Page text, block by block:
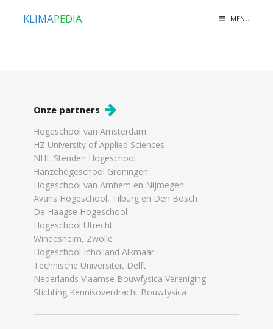
KLIMAPEDIA MENU
Onze partners
Hogeschool van Amsterdam
HZ University of Applied Sciences
NHL Stenden Hogeschool
Hanzehogeschool Groningen
Hogeschool van Arnhem en Nijmegen
Avans Hogeschool, Tilburg en Den Bosch
De Haagse Hogeschool
Hogeschool Utrecht
Windesheim, Zwolle
Hogeschool Inholland Alkmaar
Technische Universiteit Delft
Nederlands Vlaamse Bouwfysica Vereniging
Stichting Kennisoverdracht Bouwfysica